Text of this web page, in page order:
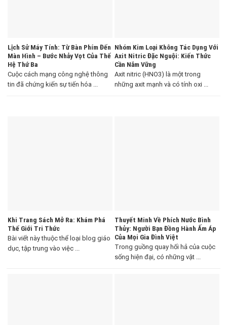
Lịch Sử Máy Tính: Từ Bàn Phím Đến
Màn Hình – Bước Nhảy Vọt Của Thế
Hệ Thứ Ba
Cuộc cách mạng công nghệ thông
tin đã chứng kiến sự tiến hóa ...
Nhóm Kim Loại Không Tác Dụng Với
Axit Nitric Đặc Nguội: Kiến Thức
Cần Nắm Vững
Axit nitric (HNO3) là một trong
những axit mạnh và có tính oxi ...
Khi Trang Sách Mở Ra: Khám Phá
Thế Giới Tri Thức
Bài viết này thuộc thể loại blog giáo
dục, tập trung vào việc ...
Thuyết Minh Về Phích Nước Bình
Thủy: Người Bạn Đồng Hành Ấm Áp
Của Mọi Gia Đình Việt
Trong guồng quay hối hả của cuộc
sống hiện đại, có những vật ...